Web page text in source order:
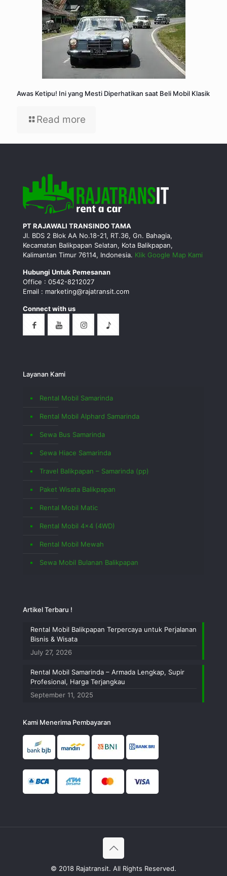
Awas Ketipu! Ini yang Mesti Diperhatikan saat Beli Mobil Klasik
Read more
PT RAJAWALI TRANSINDO TAMA
Jl. BDS 2 Blok AA No.18-21, RT.36, Gn. Bahagia,
Kecamatan Balikpapan Selatan, Kota Balikpapan,
Kalimantan Timur 76114, Indonesia. Klik Google Map Kami
Hubungi Untuk Pemesanan
Office : 0542-8212027
Email : marketing@rajatransit.com
Connect with us
Layanan Kami
Rental Mobil Samarinda
Rental Mobil Alphard Samarinda
Sewa Bus Samarinda
Sewa Hiace Samarinda
Travel Balikpapan – Samarinda (pp)
Paket Wisata Balikpapan
Rental Mobil Matic
Rental Mobil 4×4 (4WD)
Rental Mobil Mewah
Sewa Mobil Bulanan Balikpapan
Artikel Terbaru !
Rental Mobil Balikpapan Terpercaya untuk Perjalanan
Bisnis & Wisata
July 27, 2026
Rental Mobil Samarinda – Armada Lengkap, Supir
Profesional, Harga Terjangkau
September 11, 2025
Kami Menerima Pembayaran
© 2018 Rajatransit. All Rights Reserved.